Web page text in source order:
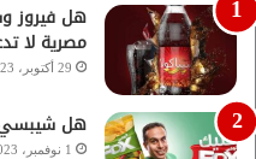
هل فيروز
مصرية لا
29 أكتوبر، 2023
هل شيبسي
1 نوفمبر، 2023